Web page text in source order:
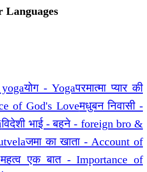
Languages
योग - Yogaपरमात्मा प्यार की
of God's Loveमधुबन निवासी -
विदेशी भाई - बहने - foreign bro &
जमा का खाता - Account of
एक बात - Importance of